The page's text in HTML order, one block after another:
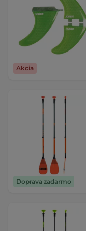
Akcia
Doprava zadarmo